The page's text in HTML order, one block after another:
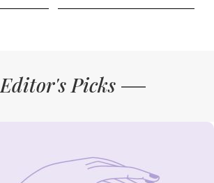
Editor's Picks